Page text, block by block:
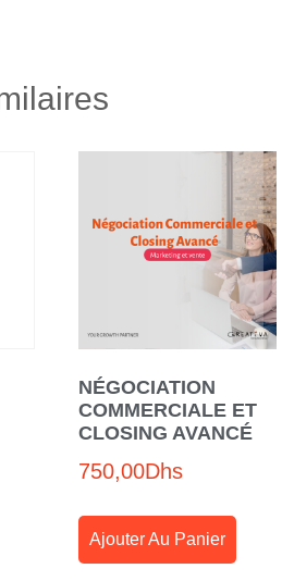
NÉGOCIATION
COMMERCIALE ET
CLOSING AVANCÉ
750,00Dhs
Ajouter Au Panier